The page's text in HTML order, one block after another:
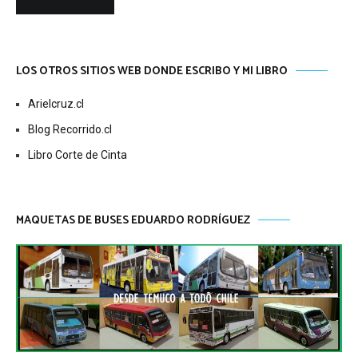
LOS OTROS SITIOS WEB DONDE ESCRIBO Y MI LIBRO
Arielcruz.cl
Blog Recorrido.cl
Libro Corte de Cinta
MAQUETAS DE BUSES EDUARDO RODRÍGUEZ